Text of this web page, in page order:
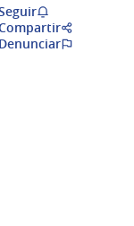
Denunciar